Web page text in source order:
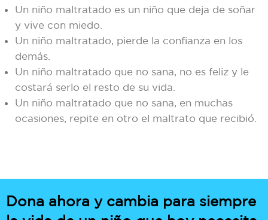
Un niño maltratado es un niño que deja de soñar
y vive con miedo.
Un niño maltratado, pierde la confianza en los
demás.
Un niño maltratado que no sana, no es feliz y le
costará serlo el resto de su vida.
Un niño maltratado que no sana, en muchas
ocasiones, repite en otro el maltrato que recibió.
Dona ahora y cambia para siempre